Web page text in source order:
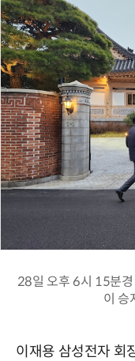
28일 오후 6시 15분경
이 승
이재용 삼성전자 회